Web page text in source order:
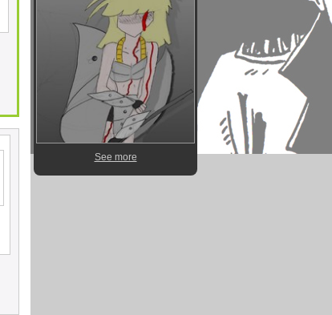
See more